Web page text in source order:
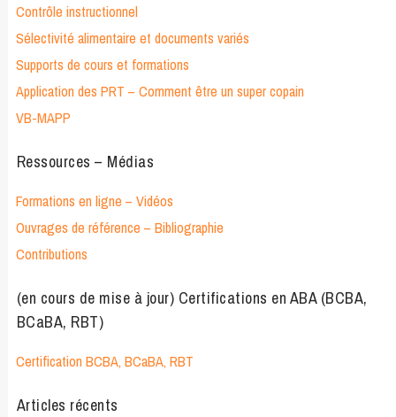
Contrôle instructionnel
Sélectivité alimentaire et documents variés
Supports de cours et formations
Application des PRT – Comment être un super copain
VB-MAPP
Ressources – Médias
Formations en ligne – Vidéos
Ouvrages de référence – Bibliographie
Contributions
(en cours de mise à jour) Certifications en ABA (BCBA,
BCaBA, RBT)
Certification BCBA, BCaBA, RBT
Articles récents